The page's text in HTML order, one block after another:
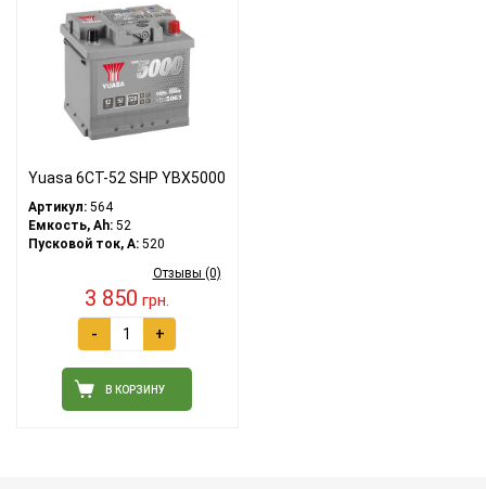
Yuasa 6СТ-52 SHP YBX5000
Артикул: 564
Емкость, Ah: 52
Пусковой ток, A: 520
Отзывы (0)
3 850 грн.
- +
В КОРЗИНУ